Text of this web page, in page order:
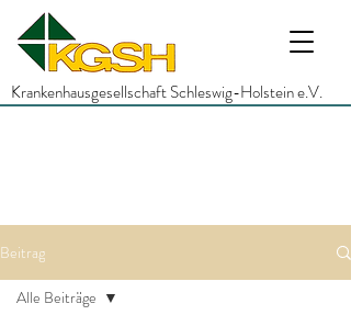
Krankenhausgesellschaft Schleswig-Holstein e.V.
Beitrag
Alle Beiträge